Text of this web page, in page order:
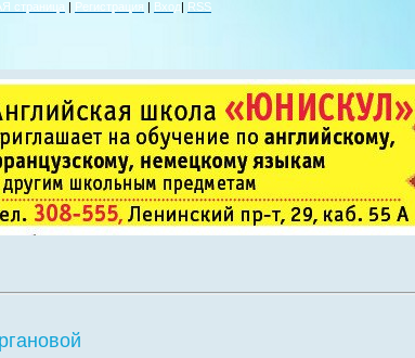
страница | Регистрация | Вход| RSS